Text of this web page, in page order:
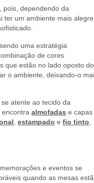
pois, dependendo da
ter um ambiente mais alegre
uma estratégia
de cores
que estão no lado oposto do
o ambiente, deixando-o
atente ao tecido da
encontra almofadas e capas
estampado e fio tinto
e eventos se
quando as mesas